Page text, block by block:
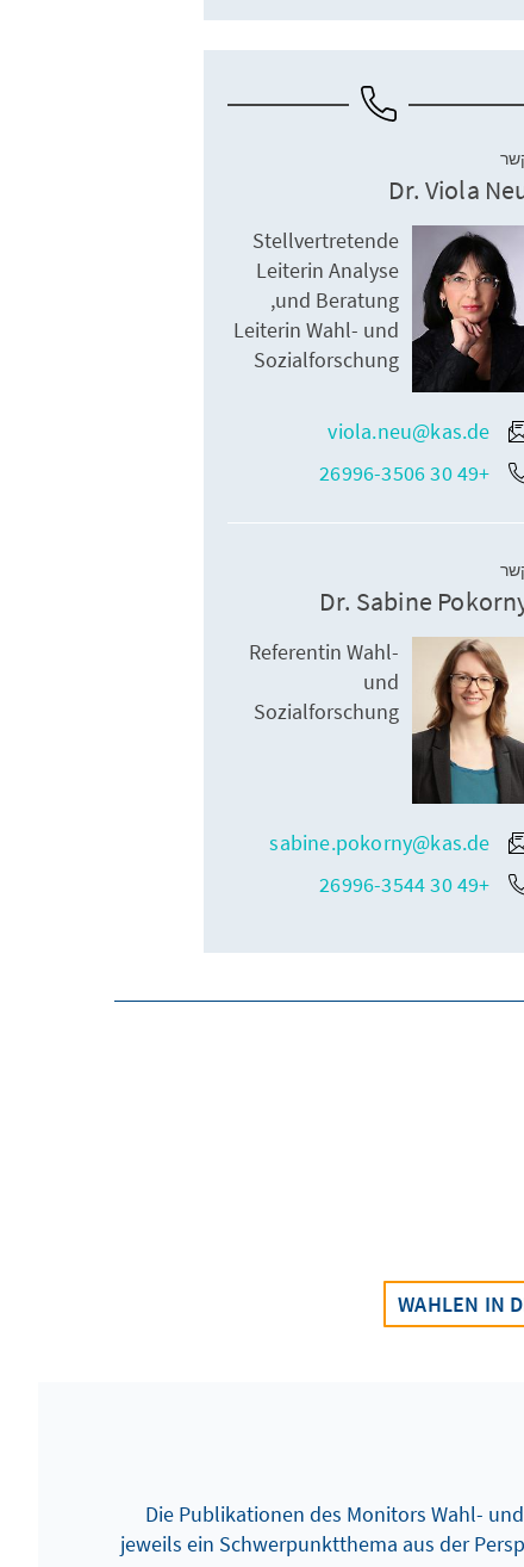
Dr. Viola
Stellvertretende
Leiterin Analyse
und Beratung,
Leiterin Wahl- und
Sozialforschung
viola.neu@kas.de
+49 30 26996-3506
Dr. Sabine
Referentin Wahl-
und
Sozialforschung
sabine.pokorny@kas.de
+49 30 26996-3544
WAHLEN IN
Die Publikationen des Monitors Wahl-
jeweils ein Schwerpunktthema aus der